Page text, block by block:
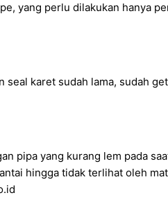
yang perlu dilakukan hanya
karet sudah lama, sudah
pipa yang kurang lem pada
hingga tidak terlihat oleh